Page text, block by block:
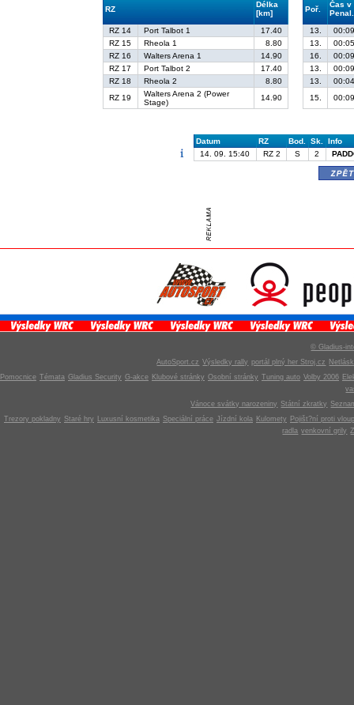
RZ
Délka
[km]
Poř.
Čas v
Penal.
RZ 14
Port Talbot 1 17.40 13.
RZ 15
Rheola 1 8.80 13.
RZ 16
Walters Arena 1 14.90 16.
RZ 17
Port Talbot 2 17.40 13.
RZ 18
Rheola 2 8.80 13.
RZ 19
Walters Arena 2 (Power
Stage)
14.90 15.
Datum RZ Bod. Sk.
Info
14. 09. 15:40
RZ 2 S 2
© Gladius-
AutoSport.cz Výsledky rally portál plný her Stroj.cz
Pomocnice Témata Gladius Security G-akce Klubové stránky Osobní stránky Tuning auto Volby 2006
Vánoce svátky narozeniny Státní zkratky
Trezory pokladny Staré hry Luxusní kosmetika Speciální práce Jízdní kola Kulomety
Pojišt?ní proti
radla venkovní grily